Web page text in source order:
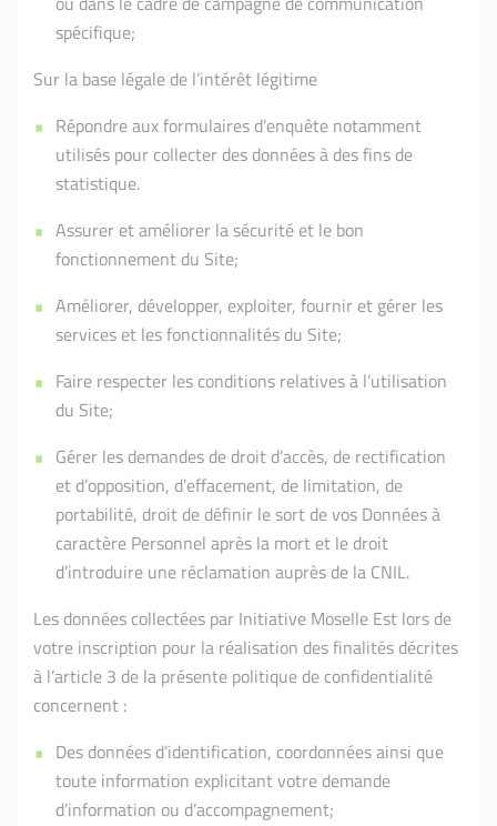
spécifique;
Sur la base légale de l’intérêt légitime
Répondre aux formulaires d’enquête notamment
utilisés pour collecter des données à des fins de
statistique.
Assurer et améliorer la sécurité et le bon
fonctionnement du Site;
Améliorer, développer, exploiter, fournir et gérer les
services et les fonctionnalités du Site;
Faire respecter les conditions relatives à l’utilisation
du Site;
Gérer les demandes de droit d’accès, de rectification
et d’opposition, d’effacement, de limitation, de
portabilité, droit de définir le sort de vos Données à
caractère Personnel après la mort et le droit
d’introduire une réclamation auprès de la CNIL.
Les données collectées par Initiative Moselle Est lors de
votre inscription pour la réalisation des finalités décrites
à l’article 3 de la présente politique de confidentialité
concernent :
Des données d’identification, coordonnées ainsi que
toute information explicitant votre demande
d’information ou d’accompagnement;